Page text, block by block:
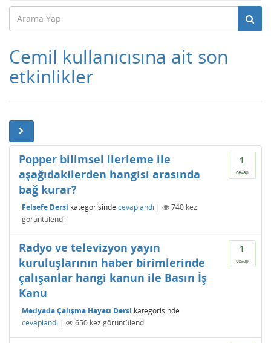
Cemil kullanıcısına ait son
etkinlikler
1
cevap
Popper bilimsel ilerleme ile
aşağıdakilerden hangisi arasında
bağ kurar?
Felsefe Dersi kategorisinde cevaplandı | 740 kez
görüntülendi
1
cevap
Radyo ve televizyon yayın
kuruluşlarının haber birimlerinde
çalışanlar hangi kanun ile Basın İş
Kanu
Medyada Çalışma Hayatı Dersi kategorisinde
cevaplandı | 650 kez görüntülendi